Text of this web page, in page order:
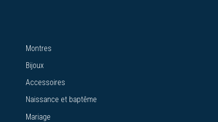
Montres
Bijoux
Accessoires
Naissance et baptême
Mariage